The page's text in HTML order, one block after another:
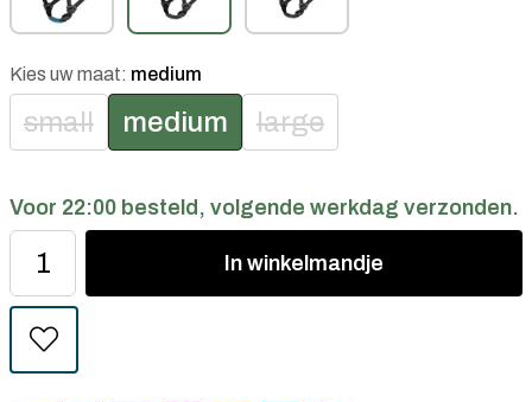
Kies uw maat: medium
small medium large
Voor 22:00 besteld, volgende werkdag verzonden.
In winkelmandje